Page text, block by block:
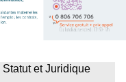
Statut et Juridique